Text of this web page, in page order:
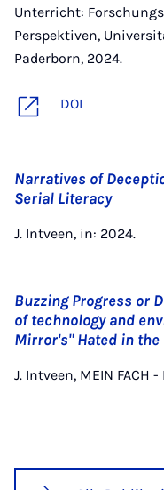
Unterricht:
Perspektiven,
Paderborn, 2024.
DOI
Narratives of
Serial Literacy
J. Intveen, in: 2024.
Buzzing Progress or
of technology and
Mirror's" Hated in the
J. Intveen, MEIN FACH